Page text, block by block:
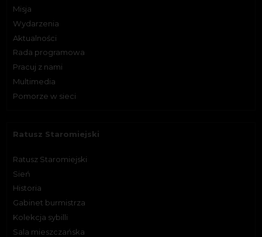
Misja
Wydarzenia
Aktualności
Rada programowa
Pracuj z nami
Multimedia
Pomorze w sieci
Ratusz Staromiejski
Ratusz Staromiejski
Sień
Historia
Gabinet burmistrza
Kolekcja sybilli
Sala mieszczańska